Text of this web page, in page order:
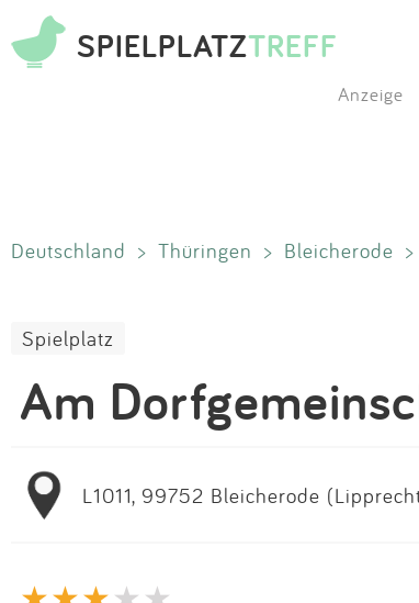
SPIELPLATZTREFF
Anzeige
Deutschland > Thüringen > Bleicherode >
Spielplatz
Am
L1011, 99752 Bleicherode